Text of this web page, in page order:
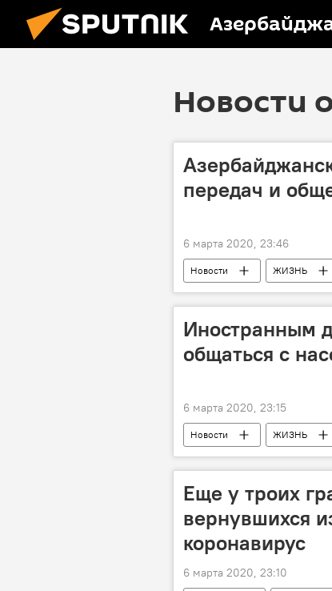
Новости
передач и
6 марта 2020, 23:46
Новости ЖИЗНЬ
передача
Встречи
Иностранным
общаться с
6 марта 2020, 23:15
Новости ЖИЗНЬ
общение
Население
Еще у троих
вернувшихся
коронавирус
6 марта 2020, 23:10